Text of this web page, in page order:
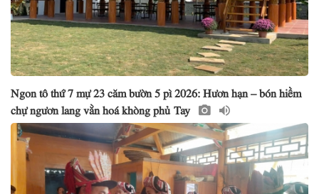
Ngon tô thứ 7 mự 23 căm bườn 5 pì 2026: Hươn hạn – bón hiềm
chự ngươn lang vằn hoá khòng phủ Tay